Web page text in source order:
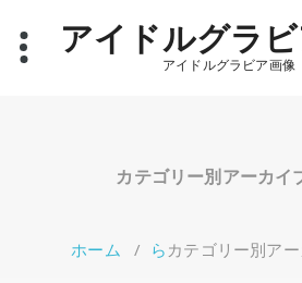
アイドルグラ
アイドルグラビア画像
カテゴリー別アーカイ
ホーム / ら カテゴリー別ア